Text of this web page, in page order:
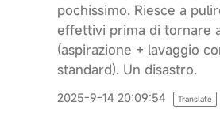
pochissimo. Riesce a
effettivi prima di tornare
(aspirazione + lavaggio
standard). Un disastro.
2025-9-14 20:09:54 Translate